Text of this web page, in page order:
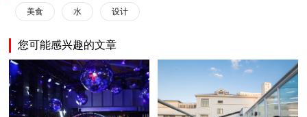
美食 水 设计
您可能感兴趣的文章